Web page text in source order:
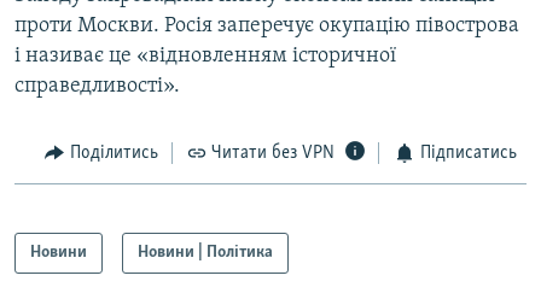
проти Москви. Росія заперечує окупацію півострова
і називає це «відновленням історичної
справедливості».
Поділитись Читати без VPN Підписатись
Новини Новини | Політика